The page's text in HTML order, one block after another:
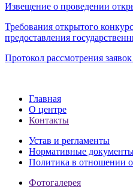
Извещение о проведении
Требования открытого
предоставления
Протокол рассмотрения
Главная
О центре
Контакты
Устав и регламенты
Нормативные
Политика в отношении
Фотогалерея